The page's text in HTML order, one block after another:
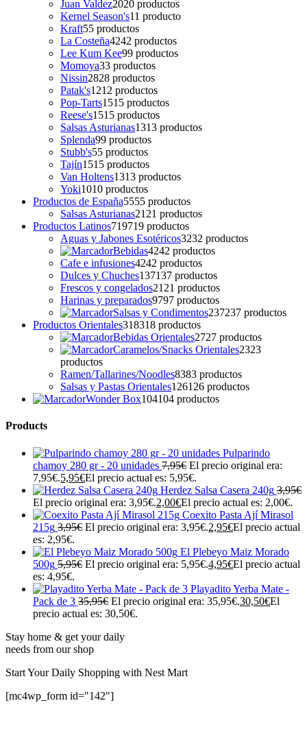
Juan Valdez2020 productos
Kernel Season's11 producto
Kraft55 productos
La Costeña4242 productos
Lee Kum Kee99 productos
Momoya33 productos
Nissin2828 productos
Patak's1212 productos
Pop-Tarts1515 productos
Reese's1515 productos
Salsas Asturianas1313 productos
Splenda99 productos
Stubb's55 productos
Tajín1515 productos
Van Holtens1313 productos
Yoki1010 productos
Productos de España5555 productos
Salsas Asturianas21 21 productos
Productos Latinos719719 productos
Aguas y Jabones Esotéricos3232 productos
Bebidas4242 productos
Cafe e infusiones4242 productos
Dulces y Chuches137137 productos
Frescos y congelados21 21 productos
Harinas y preparados9797 productos
Salsas y Condimentos237237 productos
Productos Orientales318318 productos
Bebidas Orientales2727 productos
Caramelos/Snacks Orientales2323
productos
Ramen/Tallarines/Noodles8383 productos
Salsas y Pastas Orientales126126 productos
Wonder Box104104 productos
Products
Pulparindo
chamoy 280 gr - 20 unidades 7,95€ El precio original era:
7,95€.5,95€El precio actual es: 5,95€.
Herdez Salsa Casera 240g 3,95€
El precio original era: 3,95€.2,00€El precio actual es: 2,00€.
Coexito Pasta Ají Mirasol
215g 3,95€ El precio original era: 3,95€.2,95€El precio actual
es: 2,95€.
El Plebeyo Maiz Morado
500g 5,95€ El precio original era: 5,95€.4,95€El precio actual
es: 4,95€.
Playadito Yerba Mate -
Pack de 3 35,95€ El precio original era: 35,95€.30,50€El
precio actual es: 30,50€.
Stay home & get your daily
needs from our shop
Start Your Daily Shopping with Nest Mart
[mc4wp_form id="142"]